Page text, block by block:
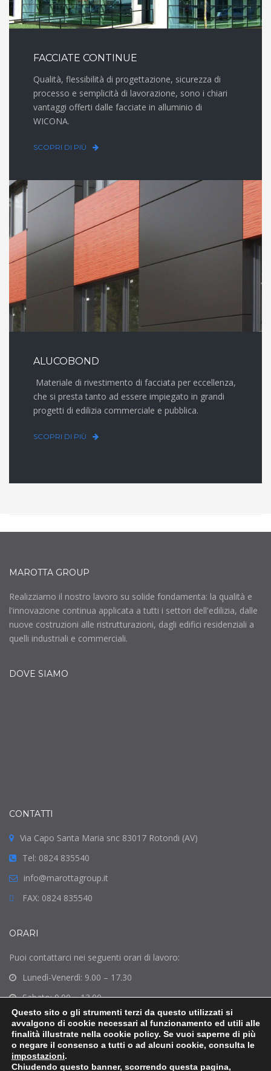
FACCIATE CONTINUE
Qualità, flessibilità di progettazione, sicurezza di
processo e semplicità di lavorazione, sono i chiari
vantaggi offerti dalle facciate in alluminio di
WICONA.
SCOPRI DI PIÙ
ALUCOBOND
Materiale di rivestimento di facciata per eccellenza,
che si presta tanto ad essere impiegato in grandi
progetti di edilizia commerciale e pubblica.
SCOPRI DI PIÙ
MAROTTA GROUP
Realizziamo il nostro lavoro su solide fondamenta: la qualità e
l'innovazione continua applicata a tutti i settori dell'edilizia, dalle
nuove costruzioni alle ristrutturazioni, dagli edifici residenziali a
quelli industriali e commerciali.
DOVE SIAMO
CONTATTI
Via Capo Santa Maria snc 83017 Rotondi (AV)
Tel: 0824 835540
info@marottagroup.it
FAX: 0824 835540
ORARI
Puoi contattarci nei seguenti orari di lavoro:
Lunedì-Venerdì: 9.00 – 17.30
Sabato: 9.00 – 13.00
Domenica: Chiuso
Questo sito o gli strumenti terzi da questo utilizzati si
avvalgono di cookie necessari al funzionamento ed utili alle
finalità illustrate nella cookie policy. Se vuoi saperne di più
o negare il consenso a tutti o ad alcuni cookie, consulta le
impostazioni.
Chiudendo questo banner, scorrendo questa pagina,